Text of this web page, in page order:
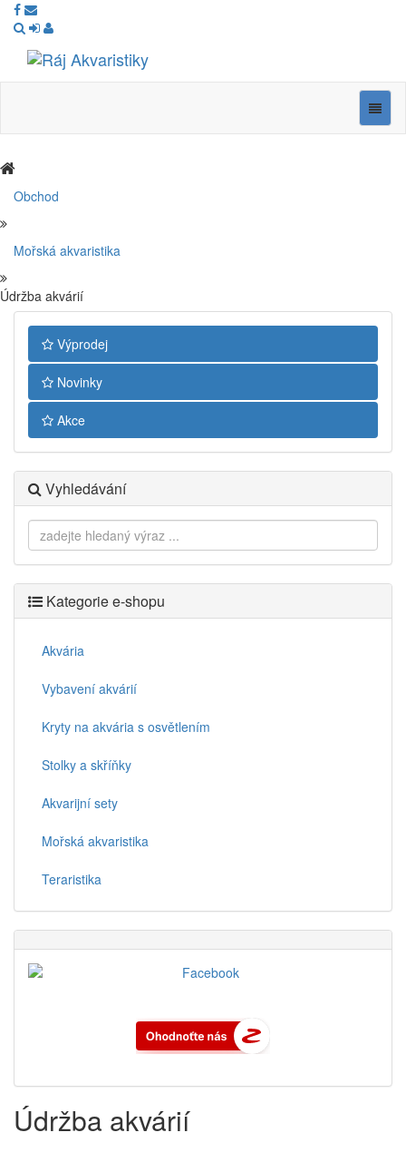
Ráj
Obchod
Mořská akvaristika
Údržba akvárií
Výprodej
Novinky
Akce
Vyhledávání
Kategorie e-shopu
Akvária
Vybavení akvárií
Kryty na akvária s osvětlením
Stolky a skříňky
Akvarijní sety
Mořská akvaristika
Teraristika
Údržba akvárií